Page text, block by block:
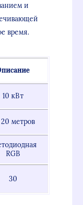
и
время.
10 кВт
метров
RGB
30